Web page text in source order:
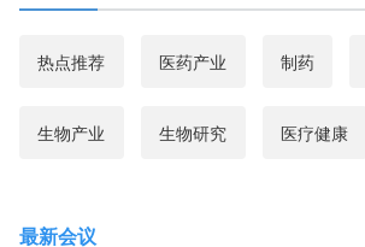
热点推荐 医药产业 制药
生物产业 生物研究 医疗健康
最新会议